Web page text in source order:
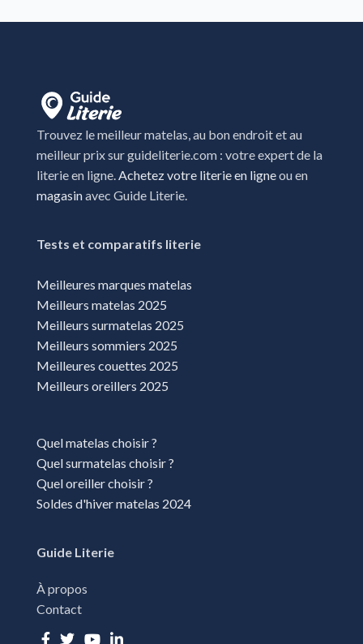
Trouvez le meilleur matelas, au bon endroit et au
meilleur prix sur guideliterie.com : votre expert de la
literie en ligne. Achetez votre literie en ligneou en
magasinavec Guide Literie.
Tests et comparatifs literie
Meilleures marques matelas
Meilleurs matelas 2025
Meilleurs surmatelas 2025
Meilleurs sommiers 2025
Meilleures couettes 2025
Meilleurs oreillers 2025
Quel matelas choisir ?
Quel surmatelas choisir ?
Quel oreiller choisir ?
Soldes d'hiver matelas 2024
Guide Literie
À propos
Contact